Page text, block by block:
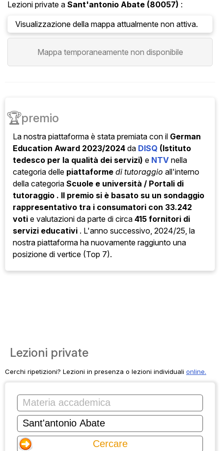
Lezioni private a Sant'antonio Abate (80057) :
Visualizzazione della mappa attualmente non attiva.
Mappa temporaneamente non disponibile
🏆premio
La nostra piattaforma è stata premiata con il German
Education Award 2023/2024 da DISQ (Istituto
tedesco per la qualità dei servizi) e NTV nella
categoria delle piattaforme di tutoraggio all'interno
della categoria Scuole e università / Portali di
tutoraggio . Il premio si è basato su un sondaggio
rappresentativo tra i consumatori con 33.242
voti e valutazioni da parte di circa 415 fornitori di
servizi educativi . L'anno successivo, 2024/25, la
nostra piattaforma ha nuovamente raggiunto una
posizione di vertice (Top 7).
Lezioni private
Cerchi ripetizioni? Lezioni in presenza o lezioni individuali online.